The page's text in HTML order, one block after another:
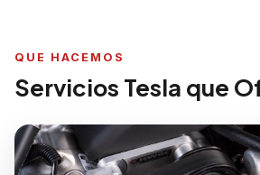
QUE HACEMOS
Servicios Tesla que